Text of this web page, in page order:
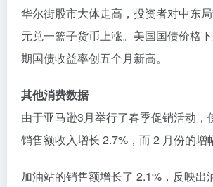
华尔街股市大体走高，投资者对中东
元兑一篮子货币上涨。美国国债价格
期国债收益率创五个月新高。
其他消费数据
由于亚马逊3月举行了春季促销活动，
销售额收入增长 2.7%，而 2 月份的增
加油站的销售额增长了 2.1%，反映出